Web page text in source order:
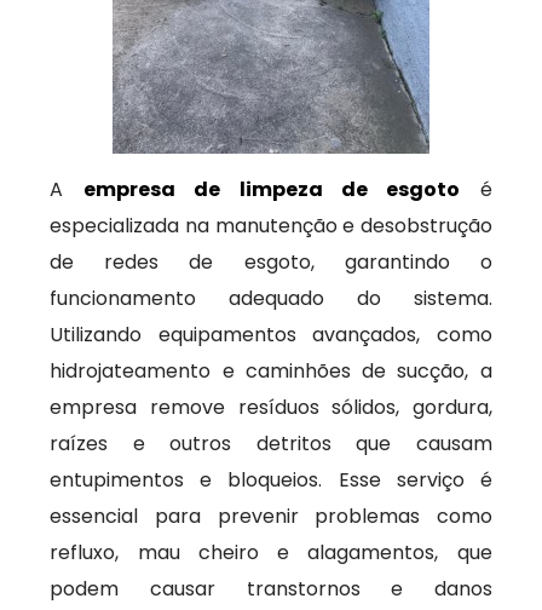
A empresa de limpeza de esgoto é
especializada na manutenção e desobstrução
de redes de esgoto, garantindo o
funcionamento adequado do sistema.
Utilizando equipamentos avançados, como
hidrojateamento e caminhões de sucção, a
empresa remove resíduos sólidos, gordura,
raízes e outros detritos que causam
entupimentos e bloqueios. Esse serviço é
essencial para prevenir problemas como
refluxo, mau cheiro e alagamentos, que
podem causar transtornos e danos